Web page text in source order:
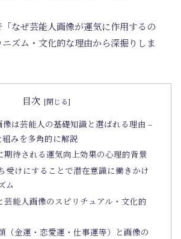
なぜ芸能人画像が運気に作用するの
ズム・文化的な理由から深掘りしま
目次
は芸能人の基礎知識と選ばれる理由 –
みを多角的に解説
期待される運気向上効果の心理的背景
受けにすることで潜在意識に働きかけ
ム
芸能人画像のスピリチュアル・文化的
（金運・恋愛運・仕事運等）と画像の